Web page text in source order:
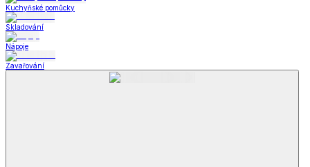
Kuchyňské pomůcky
Skladování
Nápoje
Zavařování